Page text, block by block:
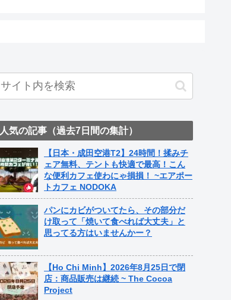
人気の記事（過去7日間の集計）
【日本・成田空港T2】24時間！揉みチ
ェア無料、テントも快適で最高！こん
な便利カフェ使わにゃ損損！ ~エアポー
トカフェ NODOKA
パンにカビがついてたら、その部分だ
け取って「焼いて食べれば大丈夫」と
思ってる方はいませんかー？
【Ho Chi Minh】2026年8月25日で閉
店：商品販売は継続 ~ The Cocoa
Project